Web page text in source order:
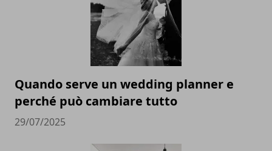
Quando serve un wedding planner e
perché può cambiare tutto
29/07/2025